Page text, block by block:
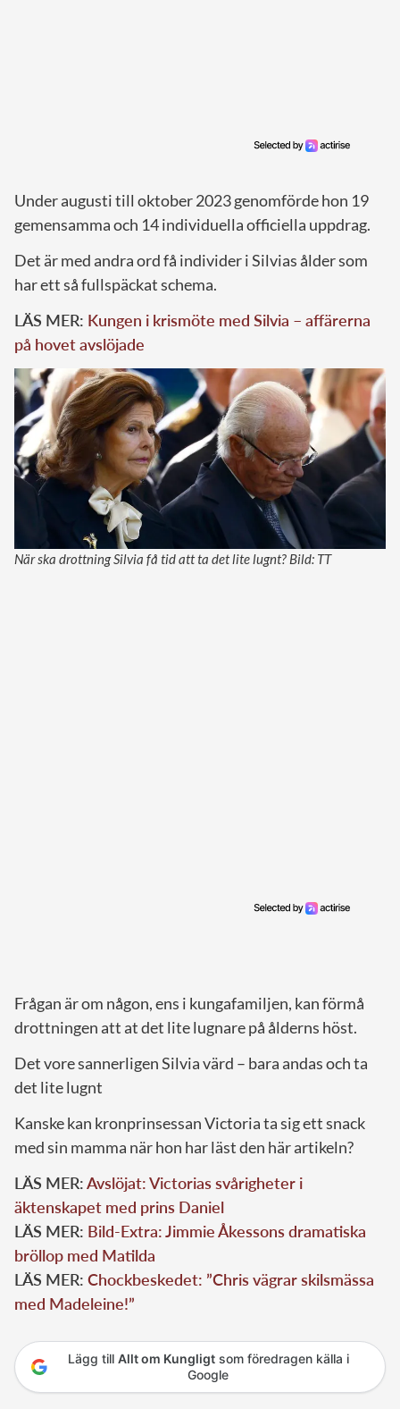
Under augusti till oktober 2023 genomförde hon 19
gemensamma och 14 individuella officiella uppdrag.
Det är med andra ord få individer i Silvias ålder som
har ett så fullspäckat schema.
LÄS MER: Kungen i krismöte med Silvia – affärerna
på hovet avslöjade
När ska drottning Silvia få tid att ta det lite lugnt? Bild: TT
Frågan är om någon, ens i kungafamiljen, kan förmå
drottningen att at det lite lugnare på ålderns höst.
Det vore sannerligen Silvia värd – bara andas och ta
det lite lugnt
Kanske kan kronprinsessan Victoria ta sig ett snack
med sin mamma när hon har läst den här artikeln?
LÄS MER:Avslöjat: Victorias svårigheter i
äktenskapet med prins Daniel
LÄS MER: Bild-Extra: Jimmie Åkessons dramatiska
bröllop med Matilda
LÄS MER: Chockbeskedet: ”Chris vägrar skilsmässa
med Madeleine!”
Lägg till Allt om Kungligtsom föredragen källa i
Google